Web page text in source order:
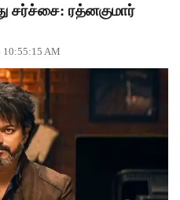
சர்ச்சை: ரத்னகுமார்
10:55:15 AM